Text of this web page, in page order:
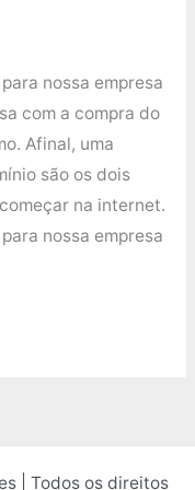
nossa empresa
com a compra do
Afinal, uma
são os dois
na internet.
nossa empresa
| Todos os direitos